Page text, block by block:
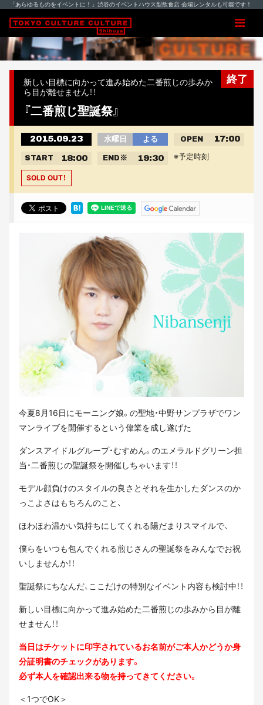
「あらゆるものをイベントに！」渋谷のイベントハウス型飲食店 会場レンタルも可能です！
終了
新しい目標に向かって進み始めた二番煎じの歩みか
ら目が離せません！！
『二番煎じ聖誕祭』
2015.09.23 水曜日 よる OPEN 17:00
START 18:00 END ※ 19:30 ※予定時刻
SOLD OUT！
今夏8月16日にモーニング娘。の聖地・中野サンプラザでワン
マンライブを開催するという偉業を成し遂げた
ダンスアイドルグループ・むすめん。のエメラルドグリーン担
当・二番煎じの聖誕祭を開催しちゃいます！！
モデル顔負けのスタイルの良さとそれを生かしたダンスのか
っこよさはもちろんのこと、
ほわほわ温かい気持ちにしてくれる陽だまりスマイルで、
僕らをいつも包んでくれる煎じさんの聖誕祭をみんなでお祝
いしませんか！！
聖誕祭にちなんだ、ここだけの特別なイベント内容も検討中！！
新しい目標に向かって進み始めた二番煎じの歩みから目が離
せません！！
当日はチケットに印字されているお名前がご本人かどうか身
分証明書のチェックがあります。
必ず本人を確認出来る物を持ってきてください。
＜1つでOK＞